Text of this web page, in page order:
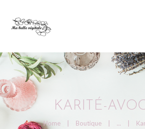
KARITÉ-
Home Boutique ...
ACCUEIL
BOUTIQUE